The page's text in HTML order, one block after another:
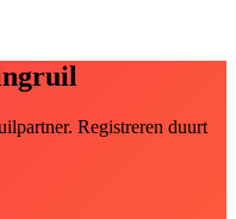
Registreren duurt